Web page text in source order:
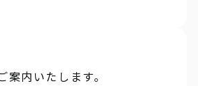
案内いたします。